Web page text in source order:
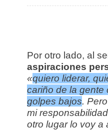
Por otro lado, al
aspiraciones
«quiero liderar,
cariño de la gente
golpes bajos.
mi
otro lugar lo voy a